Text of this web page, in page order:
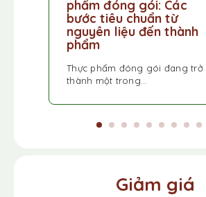
phẩm đóng gói: Các
bước tiêu chuẩn từ
nguyên liệu đến thành
phẩm
Thực phẩm đóng gói đang trở
thành một trong…
Giảm giá